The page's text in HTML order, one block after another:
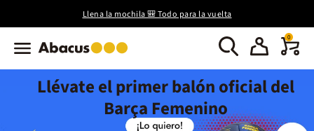
Llena la mochila 🎒 Todo para la vuelta
0
Llévate el primer balón oficial del
Barça Femenino